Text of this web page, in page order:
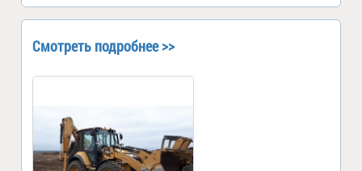
Смотреть подробнее >>